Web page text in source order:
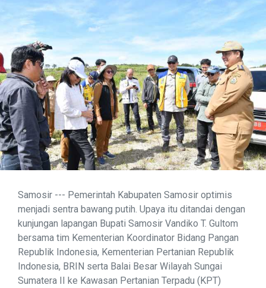
Samosir --- Pemerintah Kabupaten Samosir optimis
menjadi sentra bawang putih. Upaya itu ditandai dengan
kunjungan lapangan Bupati Samosir Vandiko T. Gultom
bersama tim Kementerian Koordinator Bidang Pangan
Republik Indonesia, Kementerian Pertanian Republik
Indonesia, BRIN serta Balai Besar Wilayah Sungai
Sumatera II ke Kawasan Pertanian Terpadu (KPT)